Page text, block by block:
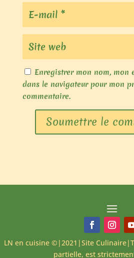
Enregistrer mon nom, mon
dans le navigateur pour mon
commentaire.
Soumettre le
LN en cuisine ©|2021|Site
partielle, est